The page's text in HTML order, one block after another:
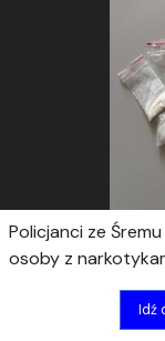
Policjanci ze
osoby z
Idź